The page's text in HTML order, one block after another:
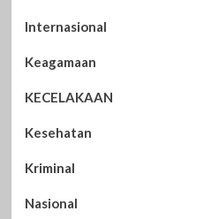
Internasional
Keagamaan
KECELAKAAN
Kesehatan
Kriminal
Nasional